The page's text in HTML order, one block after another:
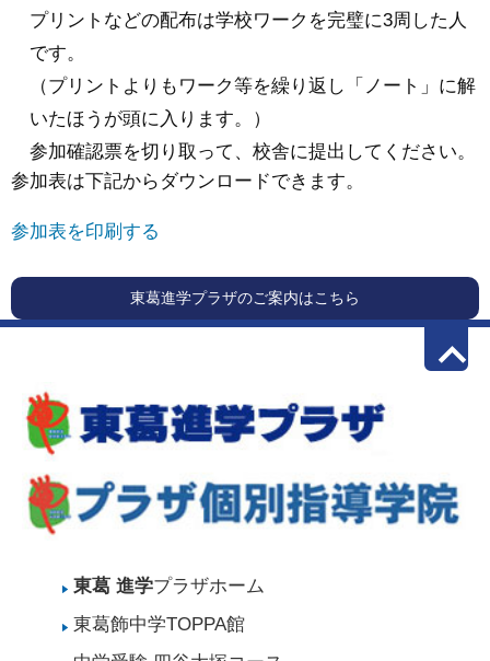
プリントなどの配布は学校ワークを完璧に3周した人
です。
（プリントよりもワーク等を繰り返し「ノート」に解
いたほうが頭に入ります。）
参加確認票を切り取って、校舎に提出してください。
参加表は下記からダウンロードできます。
参加表を印刷する
東葛進学プラザのご案内はこちら
keyboard_arrow_up
東葛 進学プラザホーム
東葛飾中学TOPPA館